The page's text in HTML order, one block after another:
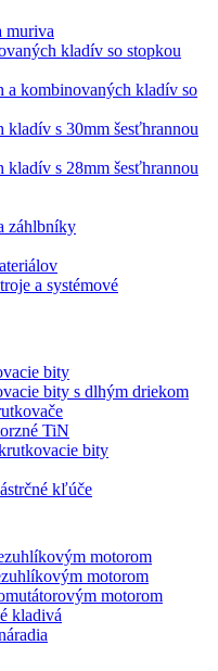
muriva
kladív so stopkou
a kombinovaných kladív so
kladív s 30mm šesťhrannou
kladív s 28mm šesťhrannou
záhlbníky
a systémové
bity
bity s dlhým driekom
TiN
bity
kľúče
motorom
motorom
motorom
kladivá